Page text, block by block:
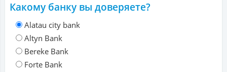
Какому банку вы доверяете?
Alatau city bank
Altyn Bank
Bereke Bank
Forte Bank